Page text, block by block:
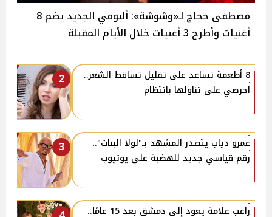
مصطفى حجاج لـ«وشوشة»: ألبومي الجديد يضم 8
أغنيات وأطرح 3 أغنيات خلال الأيام المقبلة
2
8 أطعمة تساعد على تقليل تساقط الشعر..
احرصي على تناولها بانتظام
3
عمرو دياب يتصدر المشهد بـ"لولا البنات"..
رقم قياسي جديد للهضبة على يوتيوب
راغب علامة يعود إلى دمشق بعد 15 عامًا..